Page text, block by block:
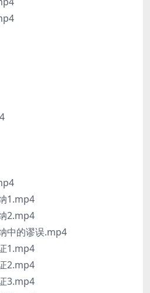
1.mp4
2.mp4
的谬误.mp4
1.mp4
2.mp4
3.mp4